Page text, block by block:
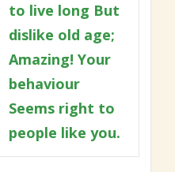
to live long But
dislike old age;
Amazing! Your
behaviour
Seems right to
people like you.